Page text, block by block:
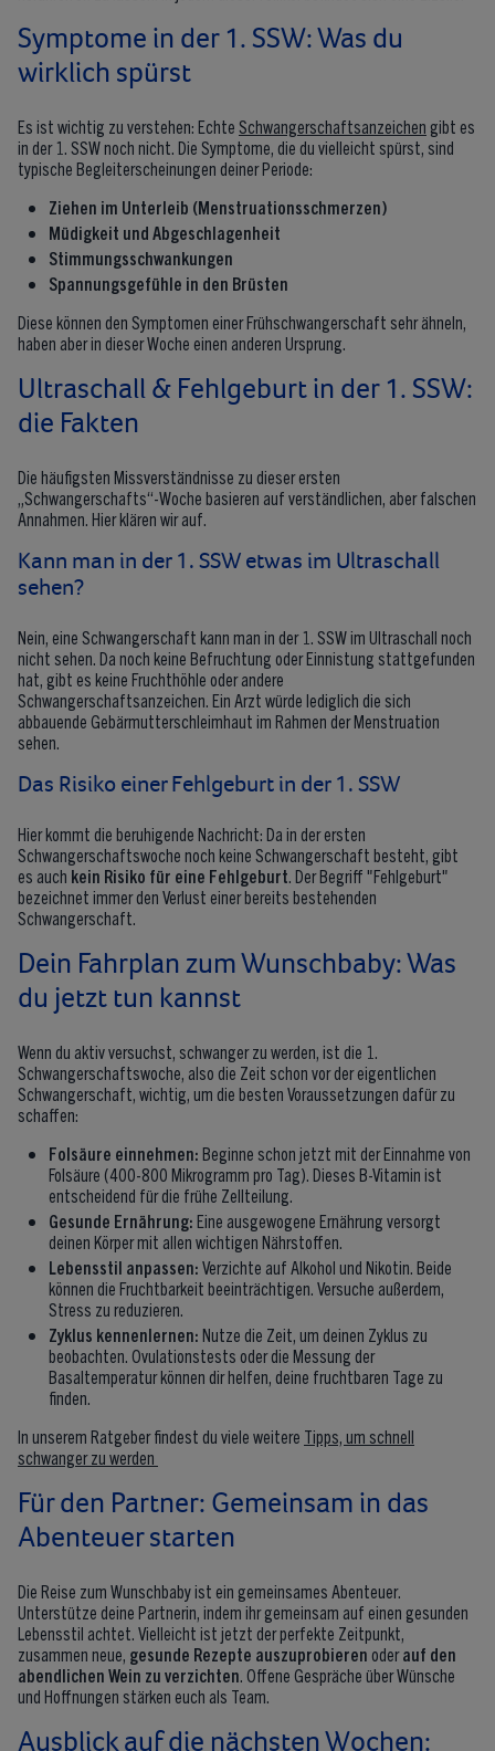
Symptome in der 1. SSW: Was du
wirklich spürst
Es ist wichtig zu verstehen: Echte Schwangerschaftsanzeichen gibt es
in der 1. SSW noch nicht. Die Symptome, die du vielleicht spürst, sind
typische Begleiterscheinungen deiner Periode:
Ziehen im Unterleib (Menstruationsschmerzen)
Müdigkeit und Abgeschlagenheit
Stimmungsschwankungen
Spannungsgefühle in den Brüsten
Diese können den Symptomen einer Frühschwangerschaft sehr ähneln,
haben aber in dieser Woche einen anderen Ursprung.
Ultraschall & Fehlgeburt in der 1. SSW:
die Fakten
Die häufigsten Missverständnisse zu dieser ersten
„Schwangerschafts“-Woche basieren auf verständlichen, aber falschen
Annahmen. Hier klären wir auf.
Kann man in der 1. SSW etwas im Ultraschall
sehen?
Nein, eine Schwangerschaft kann man in der 1. SSW im Ultraschall noch
nicht sehen. Da noch keine Befruchtung oder Einnistung stattgefunden
hat, gibt es keine Fruchthöhle oder andere
Schwangerschaftsanzeichen. Ein Arzt würde lediglich die sich
abbauende Gebärmutterschleimhaut im Rahmen der Menstruation
sehen.
Das Risiko einer Fehlgeburt in der 1. SSW
Hier kommt die beruhigende Nachricht: Da in der ersten
Schwangerschaftswoche noch keine Schwangerschaft besteht, gibt
es auch kein Risiko für eine Fehlgeburt . Der Begriff "Fehlgeburt"
bezeichnet immer den Verlust einer bereits bestehenden
Schwangerschaft.
Dein Fahrplan zum Wunschbaby: Was
du jetzt tun kannst
Wenn du aktiv versuchst, schwanger zu werden, ist die 1.
Schwangerschaftswoche, also die Zeit schon vor der eigentlichen
Schwangerschaft, wichtig, um die besten Voraussetzungen dafür zu
schaffen:
Folsäure einnehmen: Beginne schon jetzt mit der Einnahme von
Folsäure (400-800 Mikrogramm pro Tag). Dieses B-Vitamin ist
entscheidend für die frühe Zellteilung.
Gesunde Ernährung: Eine ausgewogene Ernährung versorgt
deinen Körper mit allen wichtigen Nährstoffen.
Lebensstil anpassen: Verzichte auf Alkohol und Nikotin. Beide
können die Fruchtbarkeit beeinträchtigen. Versuche außerdem,
Stress zu reduzieren.
Zyklus kennenlernen: Nutze die Zeit, um deinen Zyklus zu
beobachten. Ovulationstests oder die Messung der
Basaltemperatur können dir helfen, deine fruchtbaren Tage zu
finden.
In unserem Ratgeber findest du viele weitere Tipps, um schnell
schwanger zu werden
Für den Partner: Gemeinsam in das
Abenteuer starten
Die Reise zum Wunschbaby ist ein gemeinsames Abenteuer.
Unterstütze deine Partnerin, indem ihr gemeinsam auf einen gesunden
Lebensstil achtet. Vielleicht ist jetzt der perfekte Zeitpunkt,
zusammen neue, gesunde Rezepte auszuprobieren oderauf den
abendlichen Wein zu verzichten . Offene Gespräche über Wünsche
und Hoffnungen stärken euch als Team.
Ausblick auf die nächsten Wochen: